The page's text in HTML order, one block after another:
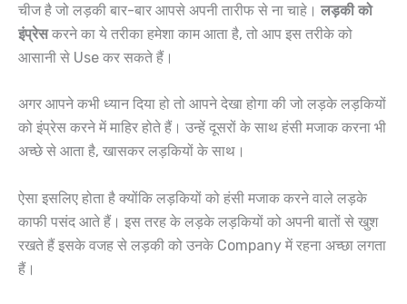
चीज है जो लड़की बार-बार आपसे अपनी तारीफ से ना चाहे। लड़की को
इंप्रेसकरने का ये तरीका हमेशा काम आता है, तो आप इस तरीके को
आसानी से Use कर सकते हैं।
अगर आपने कभी ध्यान दिया हो तो आपने देखा होगा की जो लड़के लड़कियों
को इंप्रेस करने में माहिर होते हैं। उन्हें दूसरों के साथ हंसी मजाक करना भी
अच्छे से आता है, खासकर लड़कियों के साथ।
ऐसा इसलिए होता है क्योंकि लड़कियों को हंसी मजाक करने वाले लड़के
काफी पसंद आते हैं। इस तरह के लड़के लड़कियों को अपनी बातों से खुश
रखते हैं इसके वजह से लड़की को उनके Company में रहना अच्छा लगता
हैं।